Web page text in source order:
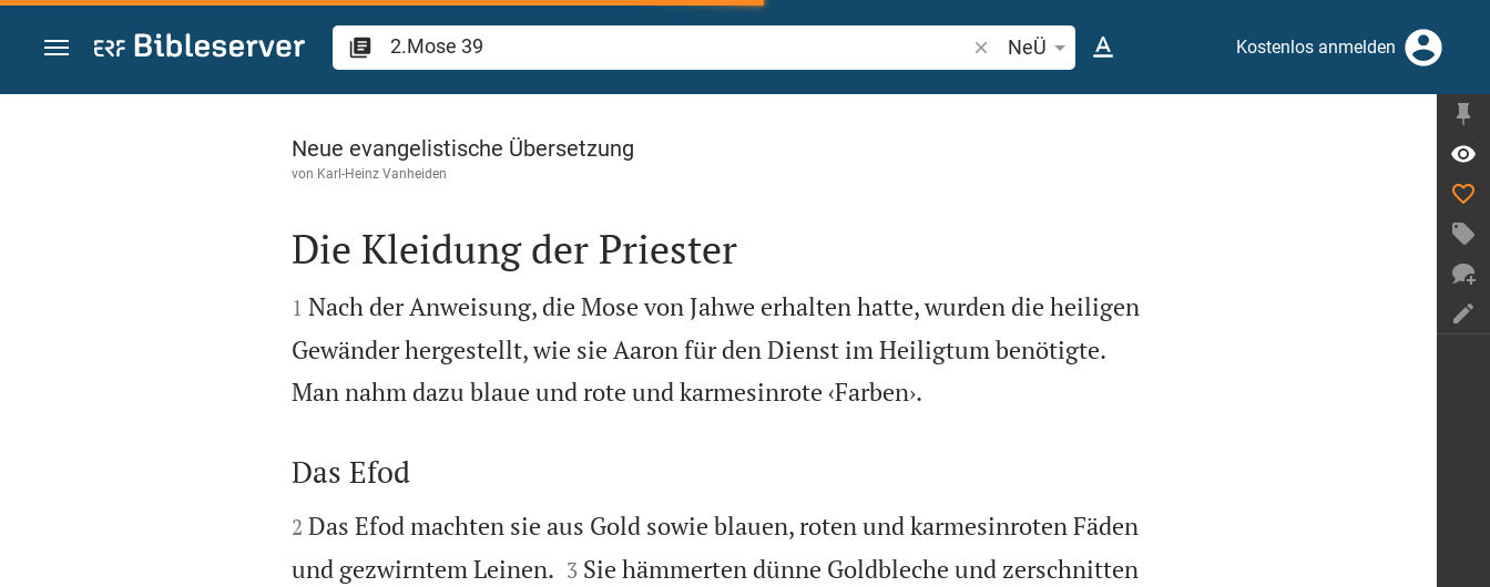
Zum Inhalt springen
Bibelstelle oder Begriff suchen
NeÜ Kostenlos anmelden
2.Mose 39
Neue evangelistische Übersetzung
von Karl-Heinz Vanheiden

Die Kleidung der Priester

1 Nach der Anweisung, die Mose von Jahwe erhalten hatte, wurden die heiligen
Gewänder hergestellt, wie sie Aaron für den Dienst im Heiligtum benötigte.
Man nahm dazu blaue und rote und karmesinrote ‹Farben›.

Das Efod

2 Das Efod machten sie aus Gold sowie blauen, roten und karmesinroten Fäden
und gezwirntem Leinen.
3 Sie hämmerten dünne Goldbleche und zerschnitten